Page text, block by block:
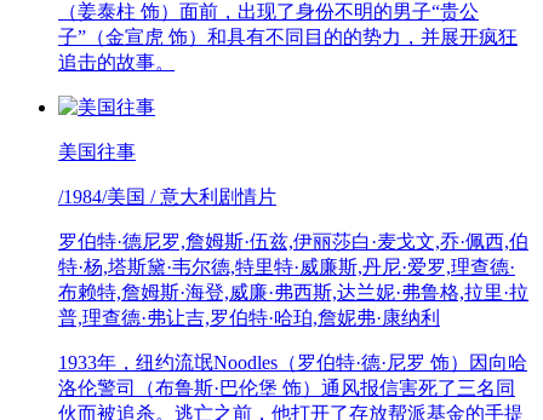
（姜泰柱 饰）面前，出现了身份不明的男子“贵公
子”（金宣虎 饰）和具有不同目的的势力，并展开疯狂
追击的故事。
美国往事
/1984/美国 / 意大利剧情片
罗伯特·德尼罗,詹姆斯·伍兹,伊丽莎白·麦戈文,乔·佩西,伯
特·杨,塔斯黛·韦尔德,特里特·威廉斯,丹尼·爱罗,理查德·
布赖特,詹姆斯·海登,威廉·弗西斯,达兰妮·弗鲁格,拉里·拉
普,理查德·弗让吉,罗伯特·哈珀,詹妮弗·康纳利
1933年，纽约流氓Noodles（罗伯特·德·尼罗 饰）因向哈
洛伦警司（布鲁斯·巴伦堡 饰）通风报信害死了三名同
伙而被追杀。逃亡之前，他打开了存放帮派基金的手提